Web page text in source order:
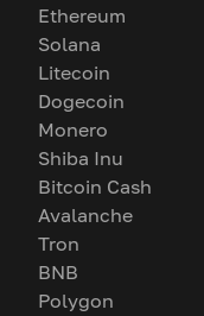
Ethereum
Solana
Litecoin
Dogecoin
Monero
Shiba Inu
Bitcoin Cash
Avalanche
Tron
BNB
Polygon